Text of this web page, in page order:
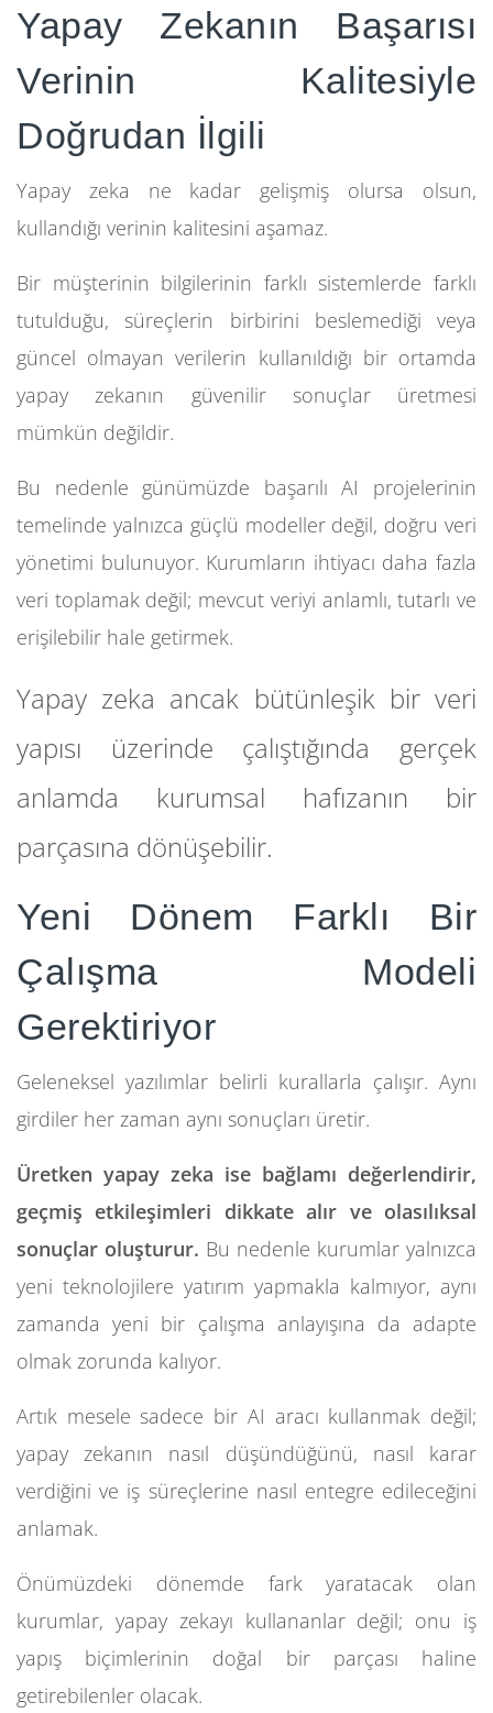
Yapay Zekanın Başarısı
Verinin Kalitesiyle
Doğrudan İlgili
Yapay zeka ne kadar gelişmiş olursa olsun,
kullandığı verinin kalitesini aşamaz.
Bir müşterinin bilgilerinin farklı sistemlerde farklı
tutulduğu, süreçlerin birbirini beslemediği veya
güncel olmayan verilerin kullanıldığı bir ortamda
yapay zekanın güvenilir sonuçlar üretmesi
mümkün değildir.
Bu nedenle günümüzde başarılı AI projelerinin
temelinde yalnızca güçlü modeller değil, doğru veri
yönetimi bulunuyor. Kurumların ihtiyacı daha fazla
veri toplamak değil; mevcut veriyi anlamlı, tutarlı ve
erişilebilir hale getirmek.
Yapay zeka ancak bütünleşik bir veri
yapısı üzerinde çalıştığında gerçek
anlamda kurumsal hafızanın bir
parçasına dönüşebilir.
Yeni Dönem Farklı Bir
Çalışma Modeli
Gerektiriyor
Geleneksel yazılımlar belirli kurallarla çalışır. Aynı
girdiler her zaman aynı sonuçları üretir.
Üretken yapay zeka ise bağlamı değerlendirir,
geçmiş etkileşimleri dikkate alır ve olasılıksal
sonuçlar oluşturur. Bu nedenle kurumlar yalnızca
yeni teknolojilere yatırım yapmakla kalmıyor, aynı
zamanda yeni bir çalışma anlayışına da adapte
olmak zorunda kalıyor.
Artık mesele sadece bir AI aracı kullanmak değil;
yapay zekanın nasıl düşündüğünü, nasıl karar
verdiğini ve iş süreçlerine nasıl entegre edileceğini
anlamak.
Önümüzdeki dönemde fark yaratacak olan
kurumlar, yapay zekayı kullananlar değil; onu iş
yapış biçimlerinin doğal bir parçası haline
getirebilenler olacak.